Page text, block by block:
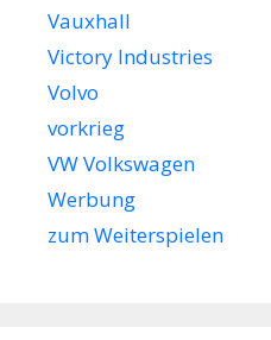
Vauxhall
Victory Industries
Volvo
vorkrieg
VW Volkswagen
Werbung
zum Weiterspielen